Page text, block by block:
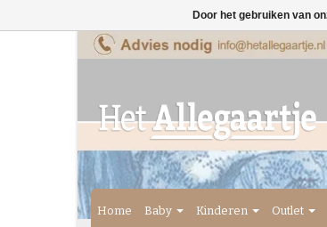
Home Baby Kinderen Outlet
Door het gebruiken van